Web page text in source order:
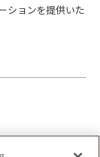
ションを提供いた